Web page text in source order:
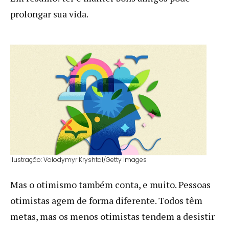
prolongar sua vida.
Ilustração: Volodymyr Kryshtal/Getty Images
Mas o otimismo também conta, e muito. Pessoas
otimistas agem de forma diferente. Todos têm
metas, mas os menos otimistas tendem a desistir